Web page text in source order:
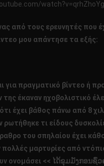
από τους ερευνητές που
μου απάντησε τα εξής:
για πραγματικό βίντεο ή
της έκαναν ηχοβολιστικό
έχει βάθος πάνω από 8
τι είδους
του σπηλαίου έχει
μαρτυρίες από
ονομάσει << ໄດ້ຂຸມມັງກອນຊົ່ວ